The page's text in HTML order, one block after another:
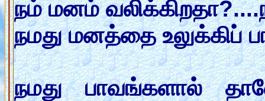
நம் மனம்
நமது மனத்தை உலுக்கிப்
நமது பாவங்களால்